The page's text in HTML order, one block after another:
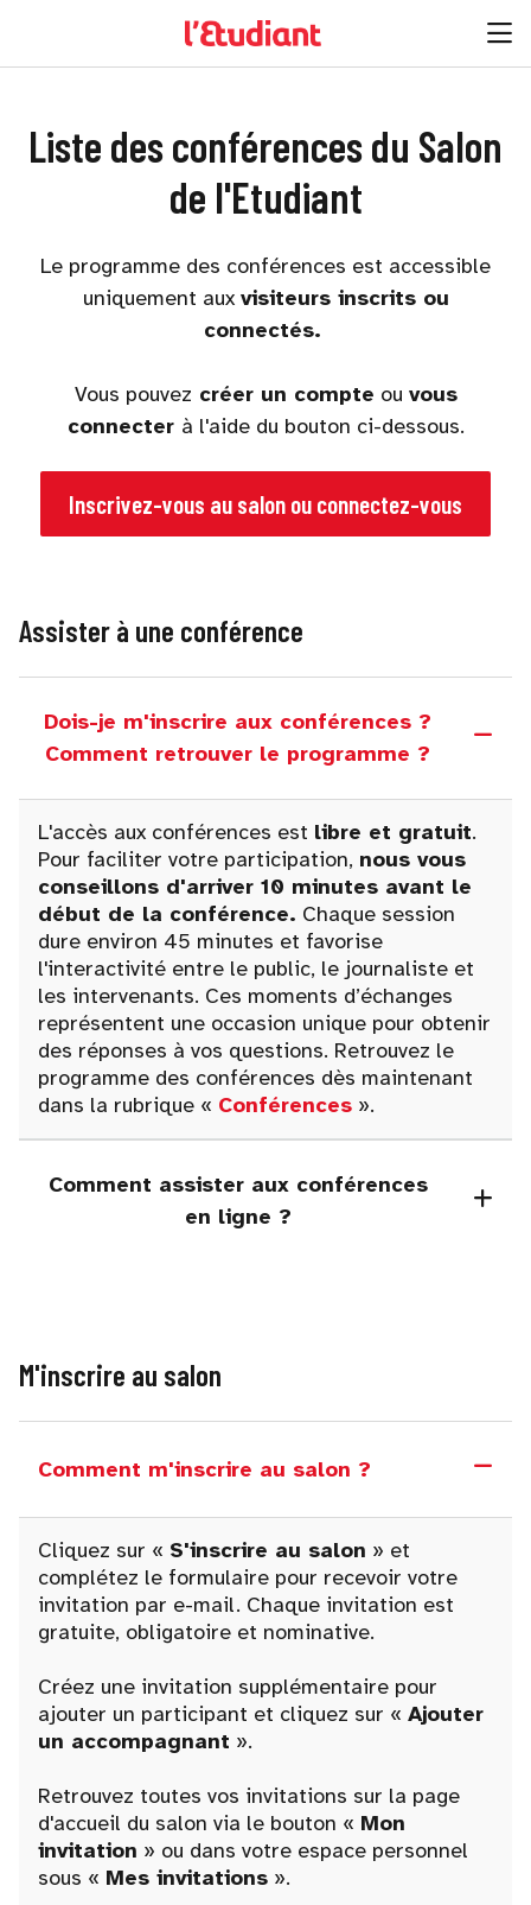
Liste des conférences du Salon
de l'Etudiant
Le programme des conférences est accessible
uniquement aux visiteurs inscrits ou
connectés.
Vous pouvez créer un compte ou vous
connecter à l'aide du bouton ci-dessous.
Inscrivez-vous au salon ou connectez-vous
Assister à une conférence
Dois-je m'inscrire aux conférences ?
Comment retrouver le programme ?
L'accès aux conférences est libre et gratuit.
Pour faciliter votre participation, nous vous
conseillons d'arriver 10 minutes avant le
début de la conférence. Chaque session
dure environ 45 minutes et favorise
l'interactivité entre le public, le journaliste et
les intervenants. Ces moments d’échanges
représentent une occasion unique pour obtenir
des réponses à vos questions. Retrouvez le
programme des conférences dès maintenant
dans la rubrique « Conférences ».
Comment assister aux conférences
en ligne ?
M'inscrire au salon
Comment m'inscrire au salon ?
Cliquez sur « S'inscrire au salon » et
complétez le formulaire pour recevoir votre
invitation par e-mail. Chaque invitation est
gratuite, obligatoire et nominative.
Créez une invitation supplémentaire pour
ajouter un participant et cliquez sur « Ajouter
un accompagnant ».
Retrouvez toutes vos invitations sur la page
d'accueil du salon via le bouton « Mon
invitation » ou dans votre espace personnel
sous « Mes invitations ».